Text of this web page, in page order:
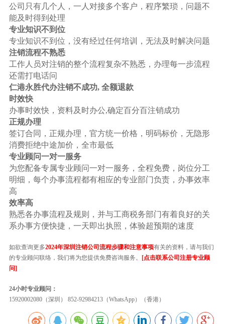
公司只有几个人，一人对接多个客户，程序繁琐，问题不
能及时得到处理
专业知识不到位
专业知识不到位，没有经过任何培训，无法及时解决问题
注销流程不熟悉
工作人员对注销的整个流程复杂不熟悉，办理每一步流程
还需打电话问
仁港永胜代办注销不成功, 全额退款
时效快
办事时效快，资料及时办公,确定百分百注销成功
正规办理
签订合同，正规办理，官方统一价格，明码标价，无隐形
消费拒绝中途加价，全市最低
专业顾问一对一服务
为您配备专属专业顾问一对一服务，全程免费，岗位分工
明细，每个办事流程都有相应的专业部门负责，办事效率
高
效率高
熟悉各办事流程及规则，并与工商税务部门有着良好的关
系办事方便快捷，一天即出执照，体验超预期的速度
如欲查询更多2024年深圳注销公司流程步骤和注意事项有关的资料，请与我们
的专业顾问联络，我们将为您提供免费咨询服务。
[点击联系公司注册专业顾
问]
24小时专业顾问：
15920002080（深圳） 852-92984213（WhatsApp）（香港）